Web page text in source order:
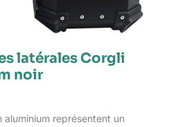
latérales Corgli
noir
aluminium représentent un